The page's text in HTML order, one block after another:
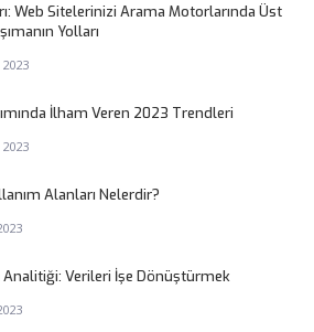
Web Sitelerinizi Arama Motorlarında Üst
Yolları
İlham Veren 2023 Trendleri
Alanları Nelerdir?
Analitiği: Verileri İşe Dönüştürmek